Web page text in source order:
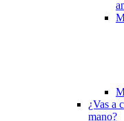
¿Vas a
mano?